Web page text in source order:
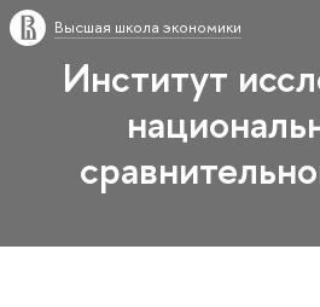
Высшая школа экономики
Институт